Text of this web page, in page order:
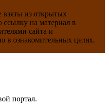
взяты из открытых
на материал в
сайта и
в ознакомительных целях.
портал.